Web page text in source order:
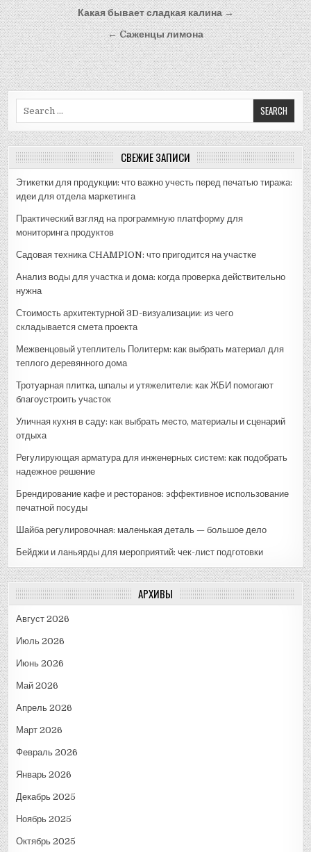
Навигация
по
записям
Какая бывает сладкая калина →
← Cаженцы лимона
СВЕЖИЕ ЗАПИСИ
Этикетки для продукции: что важно учесть перед печатью тиража:
идеи для отдела маркетинга
Практический взгляд на программную платформу для
мониторинга продуктов
Садовая техника CHAMPION: что пригодится на участке
Анализ воды для участка и дома: когда проверка действительно
нужна
Стоимость архитектурной 3D-визуализации: из чего
складывается смета проекта
Межвенцовый утеплитель Политерм: как выбрать материал для
теплого деревянного дома
Тротуарная плитка, шпалы и утяжелители: как ЖБИ помогают
благоустроить участок
Уличная кухня в саду: как выбрать место, материалы и сценарий
отдыха
Регулирующая арматура для инженерных систем: как подобрать
надежное решение
Брендирование кафе и ресторанов: эффективное использование
печатной посуды
Шайба регулировочная: маленькая деталь — большое дело
Бейджи и ланьярды для мероприятий: чек-лист подготовки
АРХИВЫ
Август 2026
Июль 2026
Июнь 2026
Май 2026
Апрель 2026
Март 2026
Февраль 2026
Январь 2026
Декабрь 2025
Ноябрь 2025
Октябрь 2025